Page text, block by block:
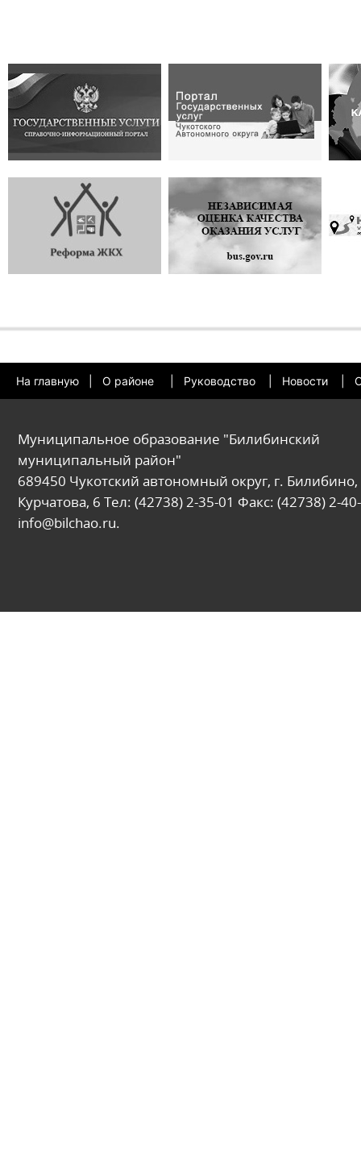
На главную О районе Руководство Новости
Муниципальное образование "Билибинский
муниципальный район"
689450 Чукотский автономный округ, г. Билибино,
Курчатова, 6 Тел: (42738) 2-35-01 Факс: (42738) 2-
info@bilchao.ru.